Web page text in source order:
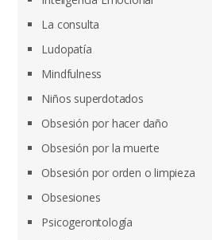
La consulta
Ludopatía
Mindfulness
Niños superdotados
Obsesión por hacer daño
Obsesión por la muerte
Obsesión por orden o limpieza
Obsesiones
Psicogerontología